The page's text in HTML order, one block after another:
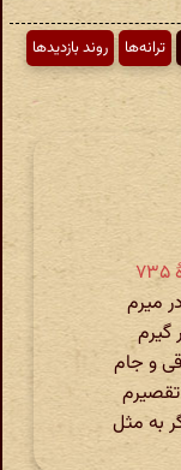
ترانه‌ها
روند بازدیدها
میرم
و جام
به مثل